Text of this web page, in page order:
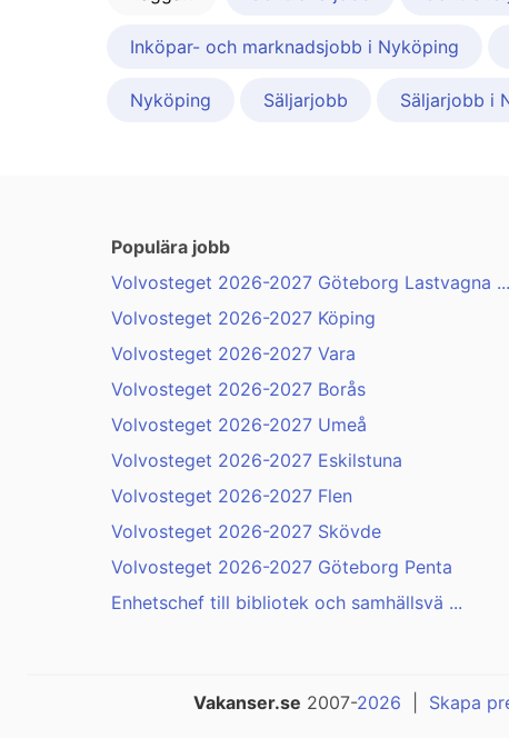
Inköpar- och marknadsjobb i Nyköping
Nyköping Säljarjobb Säljarjobb i
Populära jobb
Volvosteget 2026-2027 Göteborg Lastvagna ...
Volvosteget 2026-2027 Köping
Volvosteget 2026-2027 Vara
Volvosteget 2026-2027 Borås
Volvosteget 2026-2027 Umeå
Volvosteget 2026-2027 Eskilstuna
Volvosteget 2026-2027 Flen
Volvosteget 2026-2027 Skövde
Volvosteget 2026-2027 Göteborg Penta
Enhetschef till bibliotek och samhällsvä ...
Vakanser.se 2007-2026 Skapa